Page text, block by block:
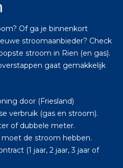
Of ga je binnenkort
stroomaanbieder? Check
stroom in Rien (en gas).
gaat gemakkelijk
door (Friesland)
verbruik (gas en stroom).
of dubbele meter.
de stroom hebben.
(1 jaar, 2 jaar, 3 jaar of